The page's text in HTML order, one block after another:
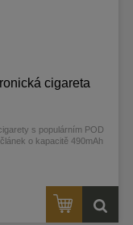
cigareta
s populárním POD
o kapacitě 490mAh
bočním plněním o